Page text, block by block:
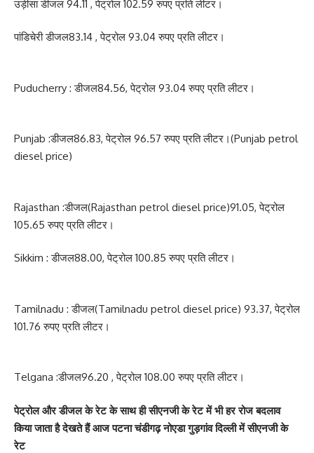
उड़ीसा डीजल 94.11 , पेट्रोल 102.59 रुपए प्रति लीटर।
पांडिचेरी डीजल83.14 , पेट्रोल 93.04 रुपए प्रति लीटर।
Puducherry : डीजल84.56, पेट्रोल 93.04 रुपए प्रति लीटर।
Punjab :डीजल86.83, पेट्रोल 96.57 रुपए प्रति लीटर।(Punjab petrol
diesel price)
Rajasthan :डीजल(Rajasthan petrol diesel price)91.05, पेट्रोल
105.65 रुपए प्रति लीटर।
Sikkim : डीजल88.00, पेट्रोल 100.85 रुपए प्रति लीटर।
Tamilnadu : डीजल(Tamilnadu petrol diesel price) 93.37, पेट्रोल
101.76 रुपए प्रति लीटर।
Telgana :डीजल96.20 , पेट्रोल 108.00 रुपए प्रति लीटर।
पेट्रोल और डीजल के रेट के साथ ही सीएनजी के रेट में भी हर रोज बदलाव
किया जाता है देखते हैं आज पटना चंडीगढ़ नोएडा गुड़गांव दिल्ली में सीएनजी के
रेट